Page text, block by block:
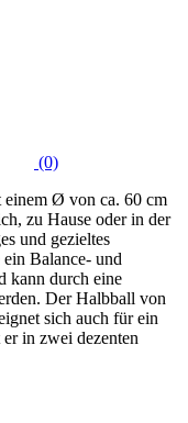
(0)
einem Ø von ca. 60 cm
zu Hause oder in der
und gezieltes
Balance- und
kann durch eine
Der Halbball von
sich auch für ein
in zwei dezenten